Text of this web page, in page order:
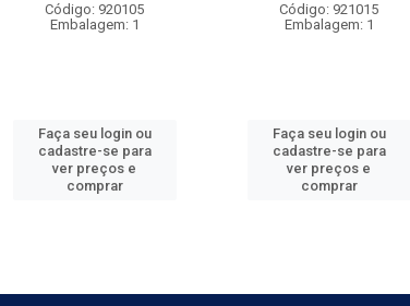
Código: 920105
Embalagem: 1
Faça seu login ou
cadastre-se para
ver preços e
comprar
Código: 921015
Embalagem: 1
Faça seu login ou
cadastre-se para
ver preços e
comprar